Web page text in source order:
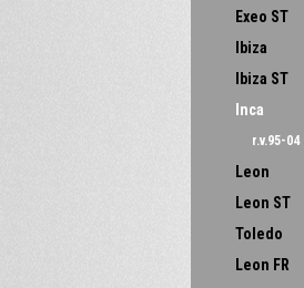
Exeo ST
Ibiza
Ibiza ST
Inca
r.v.95-04
Leon
Leon ST
Toledo
Leon FR